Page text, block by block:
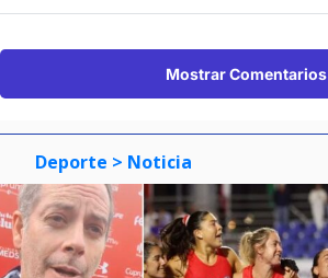
Mostrar Comentarios
Deporte > Noticia